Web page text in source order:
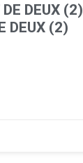
DEUX (2)
DEUX (2)